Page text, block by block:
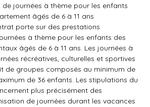
journées à thème pour les enfants
âgés de 6 à 11 ans
porte sur des prestations
à thème pour les enfants des
âgés de 6 à 11 ans. Les journées à
récréatives, culturelles et sportives
de groupes composés au minimum de
de 36 enfants. Les stipulations du
plus précisément des
de journées durant les vacances